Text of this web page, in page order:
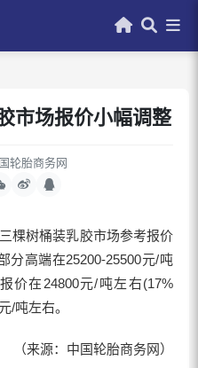
市场报价小幅调整
轮胎商务网
树桶装乳胶市场参考报价
分高端在25200-25500元/吨
价在24800元/吨左右(17%
/吨左右。
（来源：中国轮胎商务网）